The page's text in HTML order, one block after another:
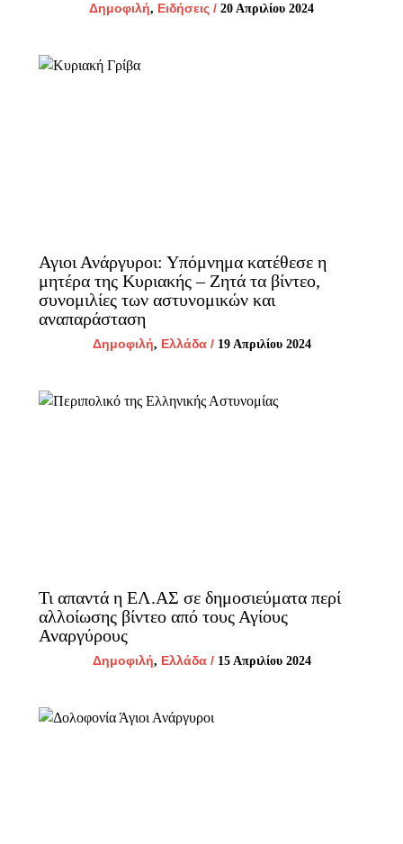
Δημοφιλή, Ειδήσεις / 20 Απριλίου 2024
Αγιοι Ανάργυροι: Υπόμνημα κατέθεσε η
μητέρα της Κυριακής – Ζητά τα βίντεο,
συνομιλίες των αστυνομικών και
αναπαράσταση
Δημοφιλή, Ελλάδα/ 19 Απριλίου 2024
Τι απαντά η ΕΛ.ΑΣ σε δημοσιεύματα περί
αλλοίωσης βίντεο από τους Αγίους
Αναργύρους
Δημοφιλή, Ελλάδα/ 15 Απριλίου 2024